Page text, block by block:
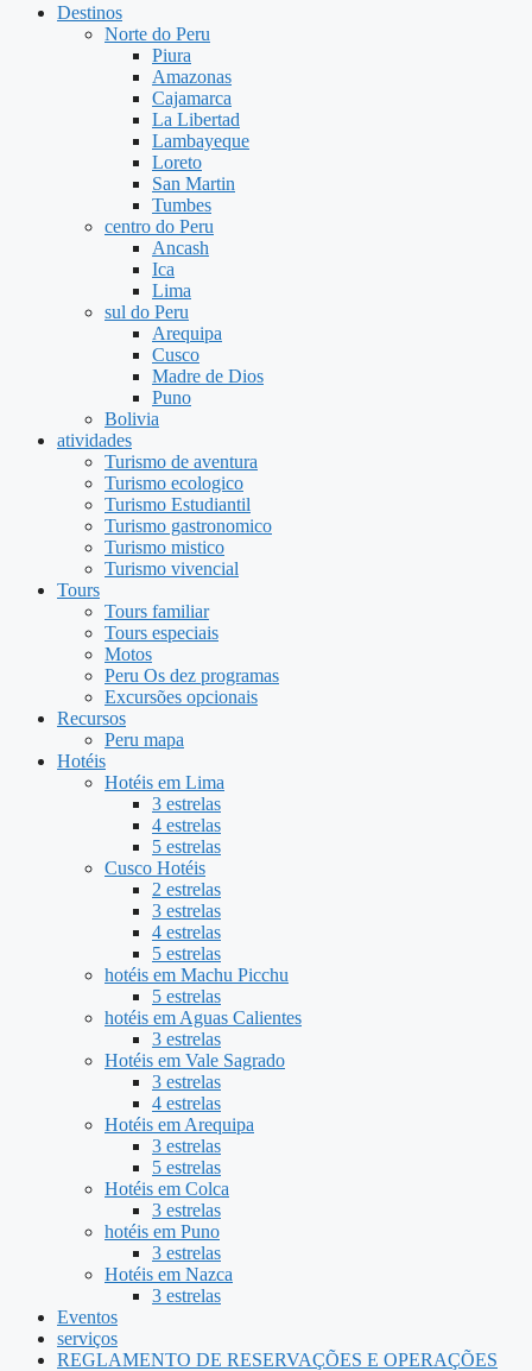
Destinos
Norte do Peru
Piura
Amazonas
Cajamarca
La Libertad
Lambayeque
Loreto
San Martin
Tumbes
centro do Peru
Ancash
Ica
Lima
sul do Peru
Arequipa
Cusco
Madre de Dios
Puno
Bolivia
atividades
Turismo de aventura
Turismo ecologico
Turismo Estudiantil
Turismo gastronomico
Turismo mistico
Turismo vivencial
Tours
Tours familiar
Tours especiais
Motos
Peru Os dez programas
Excursões opcionais
Recursos
Peru mapa
Hotéis
Hotéis em Lima
3 estrelas
4 estrelas
5 estrelas
Cusco Hotéis
2 estrelas
3 estrelas
4 estrelas
5 estrelas
hotéis em Machu Picchu
5 estrelas
hotéis em Aguas Calientes
3 estrelas
Hotéis em Vale Sagrado
3 estrelas
4 estrelas
Hotéis em Arequipa
3 estrelas
5 estrelas
Hotéis em Colca
3 estrelas
hotéis em Puno
3 estrelas
Hotéis em Nazca
3 estrelas
Eventos
serviços
REGLAMENTO DE RESERVAÇÕES E OPERAÇÕES